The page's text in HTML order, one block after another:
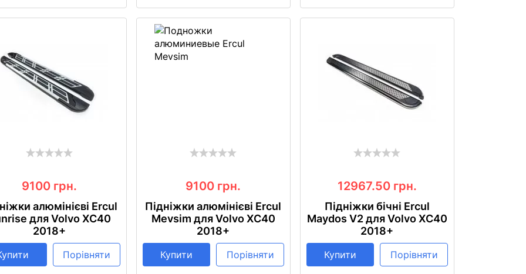
9100 грн.
алюмінієві Ercul
для Volvo XC40
2018+
Порівняти
9100 грн.
Підніжки алюмінієві Ercul
Mevsim для Volvo XC40
2018+
Купити Порівняти
12967.50 грн.
Підніжки бічні Ercul
Maydos V2 для Volvo XC40
2018+
Купити Порівняти